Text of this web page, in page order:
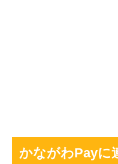
かながわPayに